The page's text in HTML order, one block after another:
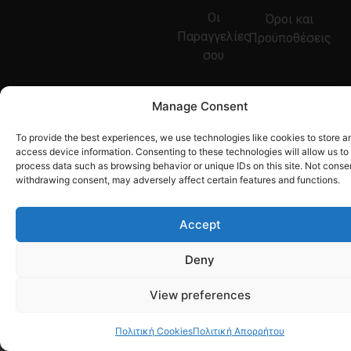
Manage Consent
To provide the best experiences, we use technologies like cookies to store
access device information. Consenting to these technologies will allow us to
process data such as browsing behavior or unique IDs on this site. Not
withdrawing consent, may adversely affect certain features and functions.
Accept
Deny
View preferences
Πολιτική CookiesΠολιτική Απορρήτου
Οι
Παραγγελίες
σου
Όροι και
Προϋποθέσεις
Tetteris Michalis